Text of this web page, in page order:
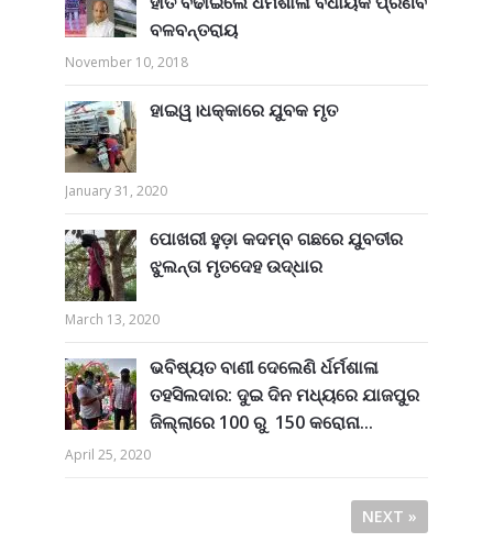
ବଳବନ୍ତରାୟ
November 10, 2018
ହାଇୱ।ଧକ୍କାରେ ଯୁବକ ମୃତ
January 31, 2020
ପୋଖରୀ ହୁଡ଼ା କଦମ୍ବ ଗଛରେ ଯୁବତୀର
ଝୁଲନ୍ତା ମୃତଦେହ ଉଦ୍ଧାର
March 13, 2020
ଭବିଷ୍ୟତ ବାଣୀ ଦେଲେଣି ର୍ଧର୍ମଶାଳା
ତହସିଲଦାର: ଦୁଇ ଦିନ ମଧ୍ୟରେ ଯାଜପୁର
ଜିଲ୍ଲାରେ 100 ରୁ 150 କରୋନା...
April 25, 2020
NEXT »